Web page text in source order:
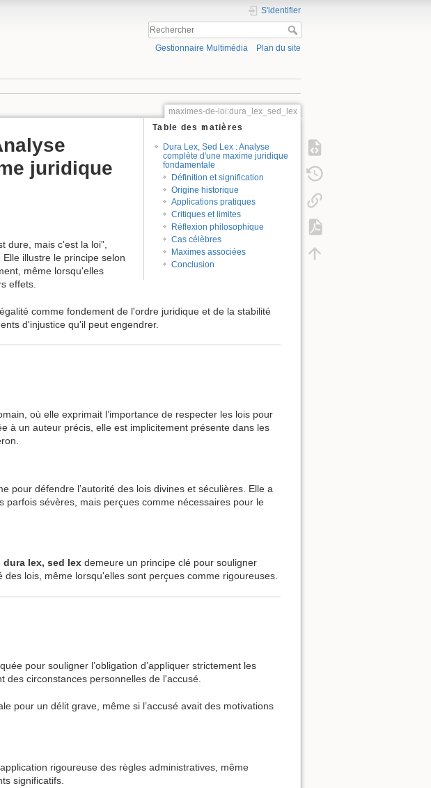
S'identifier
Gestionnaire Multimédia Plan du site
maximes-de-loi:dura_lex_sed_lex
Table des matières
Dura Lex, Sed Lex : Analyse
complète d'une maxime juridique
fondamentale
Définition et signification
Origine historique
Applications pratiques
Critiques et limites
Réflexion philosophique
Cas célèbres
Maximes associées
Conclusion
juridique
dure, mais c'est la loi”,
illustre le principe selon
même lorsqu'elles
effets.
comme fondement de l'ordre juridique et de la stabilité
d'injustice qu'il peut engendrer.
où elle exprimait l’importance de respecter les lois pour
à un auteur précis, elle est implicitement présente dans les
pour défendre l’autorité des lois divines et séculières. Elle a
parfois sévères, mais perçues comme nécessaires pour le
dura lex, sed lex demeure un principe clé pour souligner
lois, même lorsqu'elles sont perçues comme rigoureuses.
pour souligner l’obligation d’appliquer strictement les
des circonstances personnelles de l'accusé.
pour un délit grave, même si l’accusé avait des motivations
rigoureuse des règles administratives, même
significatifs.